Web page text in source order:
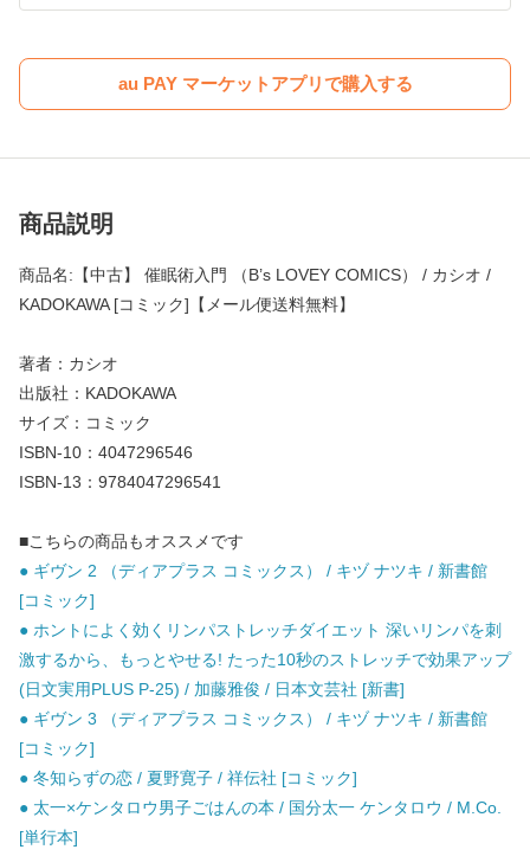
au PAY マーケットアプリで購入する
商品説明
商品名:【中古】 催眠術入門 （B’s LOVEY COMICS） / カシオ /
KADOKAWA [コミック]【メール便送料無料】
著者：カシオ
出版社：KADOKAWA
サイズ：コミック
ISBN-10：4047296546
ISBN-13：9784047296541
■こちらの商品もオススメです
● ギヴン 2 （ディアプラス コミックス） / キヅ ナツキ / 新書館
[コミック]
● ホントによく効くリンパストレッチダイエット 深いリンパを刺
激するから、もっとやせる! たった10秒のストレッチで効果アップ
(日文実用PLUS P-25) / 加藤雅俊 / 日本文芸社 [新書]
● ギヴン 3 （ディアプラス コミックス） / キヅ ナツキ / 新書館
[コミック]
● 冬知らずの恋 / 夏野寛子 / 祥伝社 [コミック]
● 太一×ケンタロウ男子ごはんの本 / 国分太一 ケンタロウ / M.Co.
[単行本]